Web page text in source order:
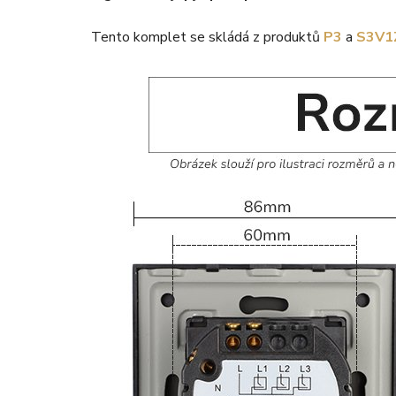
Tento komplet se skládá z produktů P3 a